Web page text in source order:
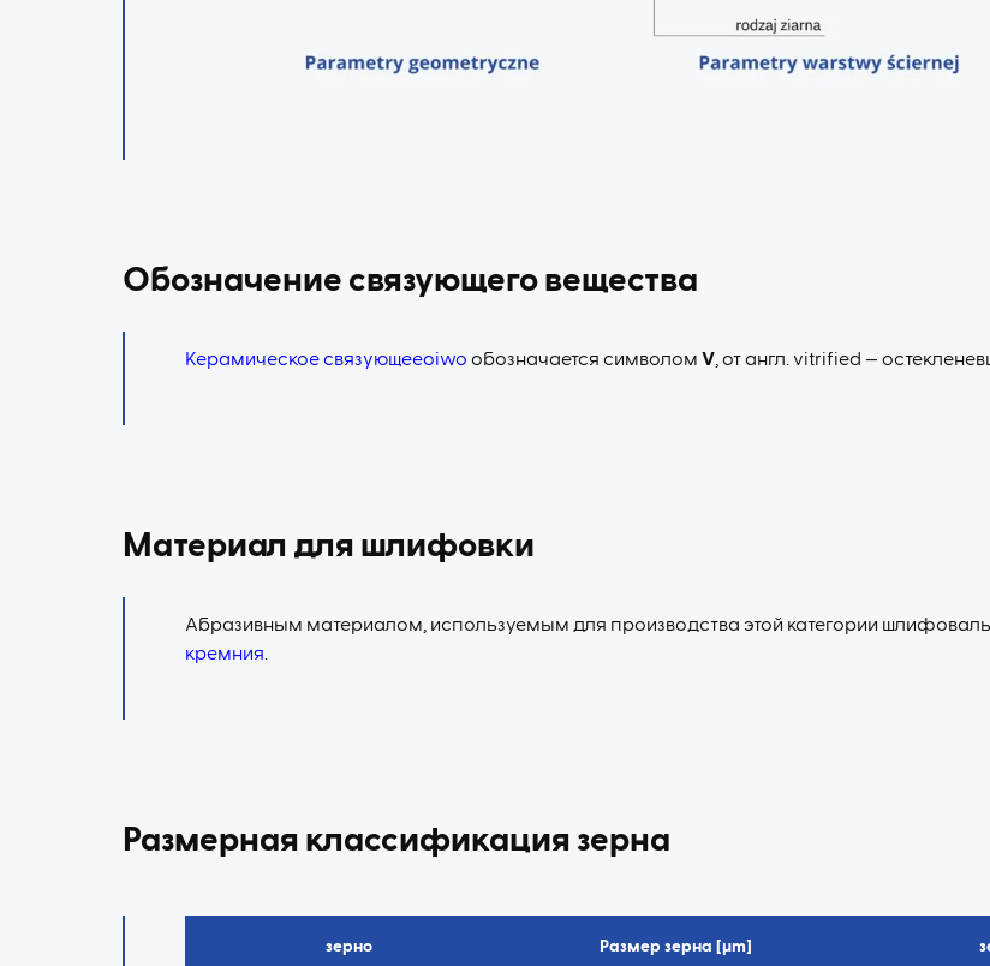
Обозначение связующего вещества
Керамическоесвязующееoiwo обозначается символом V, от англ. vitrified —
Mатериал для шлифовки
Абразивным материалом, используемым для производства этой категории
кремния.
Размерная классификация зерна
зерно Размер зерна [µm]